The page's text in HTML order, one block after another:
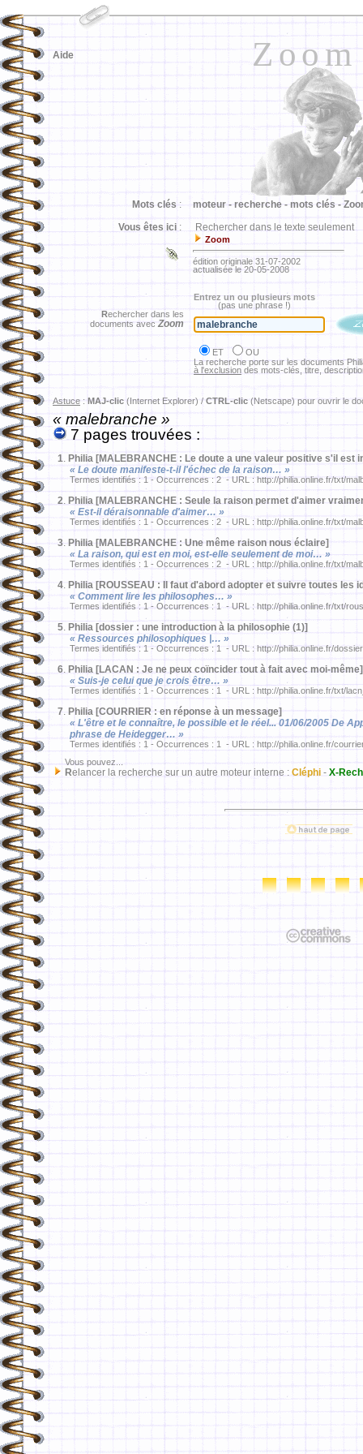
Zoom
Aide
Mots clés : moteur - recherche - mots clés -
Vous êtes ici : Rechercher dans le texte seulement
Zoom
édition originale 31-07-2002
actualisée le 20-05-2008
Rechercher dans les
documents avec Zoom
Entrez un ou plusieurs mots
(pas une phrase !)
ET
OU
La recherche porte sur les documents
à l'exclusion des mots-clés, titre,
Astuce : MAJ-clic (Internet Explorer) / CTRL-clic (Netscape) pour ouvrir le
« malebranche »
7 pages trouvées :
1. Philia [MALEBRANCHE : Le doute a une valeur positive s'il est
« Le doute manifeste-t-il l'échec de la raison… »
Termes identifiés : 1 - Occurrences : 2 - URL : http://philia.online.fr/txt/
2. Philia [MALEBRANCHE : Seule la raison permet d'aimer
« Est-il déraisonnable d'aimer… »
Termes identifiés : 1 - Occurrences : 2 - URL : http://philia.online.fr/txt/
3. Philia [MALEBRANCHE : Une même raison nous éclaire]
« La raison, qui est en moi, est-elle seulement de moi… »
Termes identifiés : 1 - Occurrences : 2 - URL : http://philia.online.fr/txt/
4. Philia [ROUSSEAU : Il faut d'abord adopter et suivre toutes les
« Comment lire les philosophes… »
Termes identifiés : 1 - Occurrences : 1 - URL : http://philia.online.fr/txt/
5. Philia [dossier : une introduction à la philosophie (1)]
« Ressources philosophiques |… »
Termes identifiés : 1 - Occurrences : 1 - URL : http://philia.online.fr/
6. Philia [LACAN : Je ne peux coïncider tout à fait avec moi-même]
« Suis-je celui que je crois être… »
Termes identifiés : 1 - Occurrences : 1 - URL : http://philia.online.fr/txt/
7. Philia [COURRIER : en réponse à un message]
« L'être et le connaître, le possible et le réel... 01/06/2005 De
phrase de Heidegger… »
Termes identifiés : 1 - Occurrences : 1 - URL : http://philia.online.fr/
Vous pouvez...
Relancer la recherche sur un autre moteur interne : Cléphi - X-